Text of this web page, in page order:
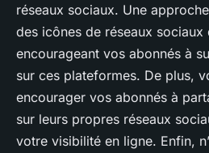
réseaux sociaux. Une
des icônes de réseaux sociaux
encourageant vos abonnés à
sur ces plateformes. De plus,
encourager vos abonnés à
sur leurs propres réseaux
votre visibilité en ligne. Enfin,